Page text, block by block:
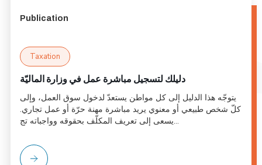
Publication
Taxation
دليلك لتسجيل مباشرة عمل في وزارة الماليّة
يتوجّه هذا الدليل إلى كل مواطن يستعدّ لدخول سوق العمل، وإلى
كلّ شخص طبيعي أو معنوي يريد مباشرة مهنة حرّة أو عمل تجاري.
يسعى إلى تعريف المكلّف بحقوقه وواجباته تج...